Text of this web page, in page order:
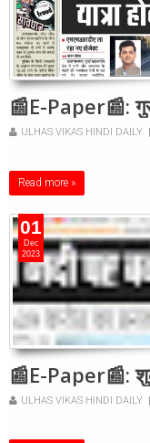
📰E-Paper📰:
ULHAS VIKAS HINDI DAILY
Read more »
01
Dec
2023
📰E-Paper📰:
ULHAS VIKAS HINDI DAILY